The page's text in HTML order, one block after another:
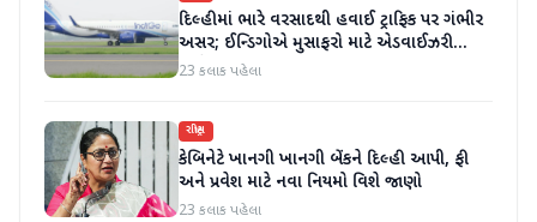
દિલ્હીમાં ભારે વરસાદથી હવાઈ ટ્રાફિક પર ગંભીર
અસર; ઈન્ડિગોએ મુસાફરો માટે એડવાઈઝરી
જાહેર કરી
23 કલાક પહેલા
રાષ્ટ્રીય
કેબિનેટે ખાનગી ખાનગી બેંકને દિલ્હી આપી, ફી
અને પ્રવેશ માટે નવા નિયમો વિશે જાણો
23 કલાક પહેલા